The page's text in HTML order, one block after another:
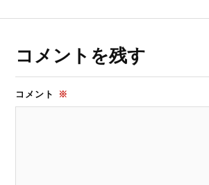
コメントを残す
コメント ※